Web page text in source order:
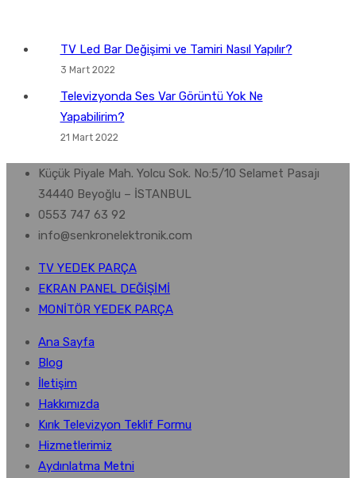
TV Led Bar Değişimi ve Tamiri Nasıl Yapılır?
3 Mart 2022
Televizyonda Ses Var Görüntü Yok Ne
Yapabilirim?
21 Mart 2022
Küçük Piyale Mah. Yolcu Sok. No:5/10 Selamet Pasajı
34440 Beyoğlu – İSTANBUL
0553 747 63 92
info@senkronelektronik.com
TV YEDEK PARÇA
EKRAN PANEL DEĞİŞİMİ
MONİTÖR YEDEK PARÇA
Ana Sayfa
Blog
İletişim
Hakkımızda
Kırık Televizyon Teklif Formu
Hizmetlerimiz
Aydınlatma Metni